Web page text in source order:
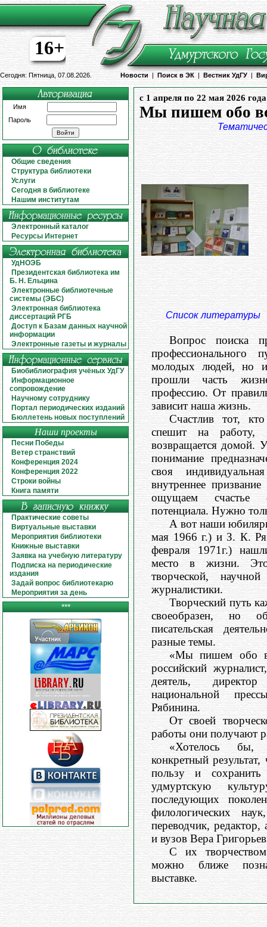
16+
Сегодня: Пятница, 07.08.2026. Новости | Поиск в ЭК | Вестник УдГУ |
Имя
Пароль
Общие сведения
Структура библиотеки
Услуги
Сегодня в библиотеке
Нашим институтам
Электронный каталог
Ресурсы Интернет
УдНОЭБ
Президентская библиотека им
Б. Н. Ельцина
Электронные библиотечные
системы (ЭБС)
Электронная библиотека
диссертаций РГБ
Доступ к Базам данных научной
информации
Электронные газеты и журналы
Биобиблиография учёных УдГУ
Информационное
сопровождение
Научному сотруднику
Портал периодических изданий
Бюллетень новых поступлений
Наши проекты
Песни Победы
Ветер странствий
Конференция 2024
Конференция 2022
Строки войны
Книга памяти
Практические советы
Виртуальные выставки
Мероприятия библиотеки
Книжные выставки
Заявка на учебную литературу
Подписка на периодические
издания
Задай вопрос библиотекарю
Мероприятия за день
***
с 1 апреля по 22 мая 2026 года
Мы пишем обо
Список литературы
Вопрос поиска
профессионального
молодых людей, но
прошли часть
профессию. От
зависит наша жизнь.
Счастлив тот,
спешит на работу,
возвращается домой.
понимание
своя
внутреннее
ощущаем счастье
потенциала. Нужно
А вот наши
мая 1966 г.) и З. К.
февраля 1971г.)
место в жизни. Это
творческой,
журналистики.
Творческий путь
своеобразен, но
писательская
разные темы.
«Мы пишем обо
российский
деятель,
национальной
Рябинина.
От своей
работы они получают
«Хотелось
конкретный
пользу и
удмуртскую
последующих
филологических
переводчик,
и вузов Вера
С их
можно ближе
выставке.